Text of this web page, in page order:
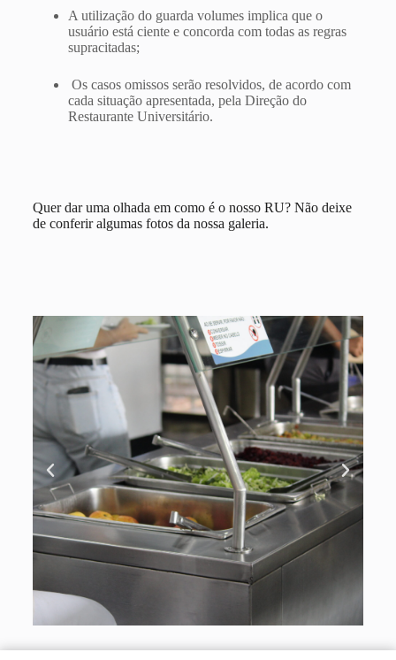
A utilização do guarda volumes implica que o
usuário está ciente e concorda com todas as regras
supracitadas;
Os casos omissos serão resolvidos, de acordo com
cada situação apresentada, pela Direção do
Restaurante Universitário.
Quer dar uma olhada em como é o nosso RU? Não deixe
de conferir algumas fotos da nossa galeria.